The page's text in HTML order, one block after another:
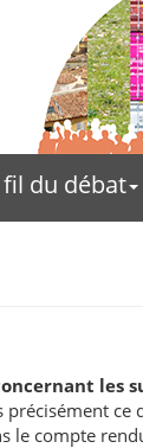
fil du débat
les
ce
le compte